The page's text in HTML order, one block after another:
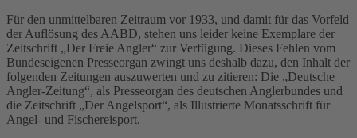
Für den unmittelbaren Zeitraum vor 1933, und damit für das Vorfeld
der Auflösung des AABD, stehen uns leider keine Exemplare der
Zeitschrift „Der Freie Angler“ zur Verfügung. Dieses Fehlen vom
Bundeseigenen Presseorgan zwingt uns deshalb dazu, den Inhalt der
folgenden Zeitungen auszuwerten und zu zitieren: Die „Deutsche
Angler-Zeitung“, als Presseorgan des deutschen Anglerbundes und
die Zeitschrift „Der Angelsport“, als Illustrierte Monatsschrift für
Angel- und Fischereisport.